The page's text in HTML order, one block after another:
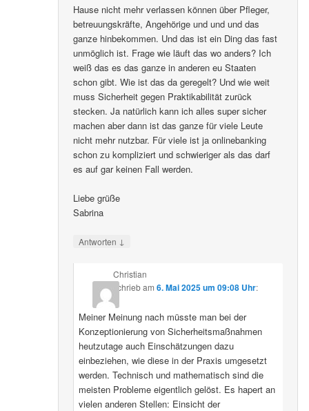
Hause nicht mehr verlassen können über Pfleger,
betreuungskräfte, Angehörige und und und das
ganze hinbekommen. Und das ist ein Ding das fast
unmöglich ist. Frage wie läuft das wo anders? Ich
weiß das es das ganze in anderen eu Staaten
schon gibt. Wie ist das da geregelt? Und wie weit
muss Sicherheit gegen Praktikabilität zurück
stecken. Ja natürlich kann ich alles super sicher
machen aber dann ist das ganze für viele Leute
nicht mehr nutzbar. Für viele ist ja onlinebanking
schon zu kompliziert und schwieriger als das darf
es auf gar keinen Fall werden.
Liebe grüße
Sabrina
Antworten ↓
Christian
schriebam 6. Mai 2025 um 09:08 Uhr:
Meiner Meinung nach müsste man bei der
Konzeptionierung von Sicherheitsmaßnahmen
heutzutage auch Einschätzungen dazu
einbeziehen, wie diese in der Praxis umgesetzt
werden. Technisch und mathematisch sind die
meisten Probleme eigentlich gelöst. Es hapert an
vielen anderen Stellen: Einsicht der